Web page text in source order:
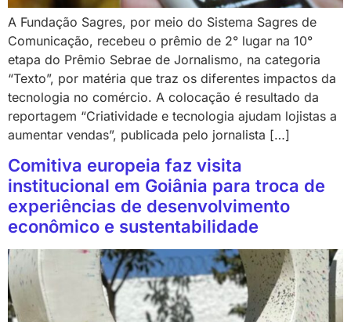
A Fundação Sagres, por meio do Sistema Sagres de
Comunicação, recebeu o prêmio de 2° lugar na 10°
etapa do Prêmio Sebrae de Jornalismo, na categoria
“Texto”, por matéria que traz os diferentes impactos da
tecnologia no comércio. A colocação é resultado da
reportagem “Criatividade e tecnologia ajudam lojistas a
aumentar vendas”, publicada pelo jornalista […]
Comitiva europeia faz visita
institucional em Goiânia para troca de
experiências de desenvolvimento
econômico e sustentabilidade